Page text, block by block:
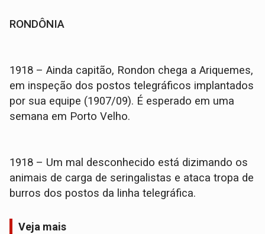
RONDÔNIA
1918 – Ainda capitão, Rondon chega a Ariquemes,
em inspeção dos postos telegráficos implantados
por sua equipe (1907/09). É esperado em uma
semana em Porto Velho.
1918 – Um mal desconhecido está dizimando os
animais de carga de seringalistas e ataca tropa de
burros dos postos da linha telegráfica.
Veja mais